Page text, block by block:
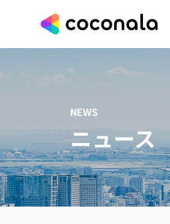
NEWS
ニュース